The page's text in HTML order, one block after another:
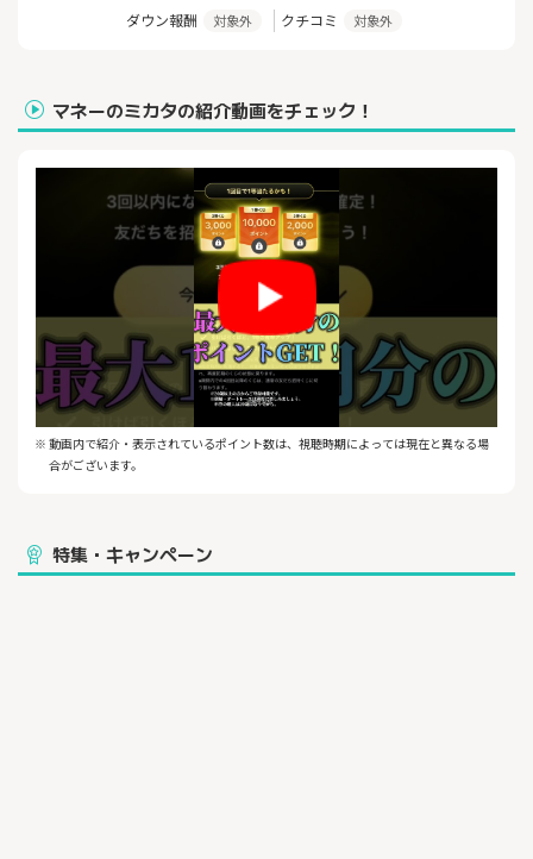
【簡単でお得な会員登録：最大1,000円分ポイントプレゼント】
ト。
さらにプロモーションコード「TOKUTEN04」入力で、追加で500
合計で1,000円分のポイントがもらえます。
※ポイントに関する注意事項
・会員登録時のポイントは本人確認完了の翌日8時以降に付与され
・プロモーションコードのポイントはコード入力完了の翌日8時以
降に付与されます。
・プロモーションコードの利用期限は新規登録翌日の23:59:59ま
でです。
・プロモーションコードの有効期限は、事前の告知なく変更、ま
たは終了させていただく場合があります。
・新規登録者のみ対象です（再登録、すでに会員の方は対象
外）。
・他の新規登録特典との併用はできません。
【ABEMAとの連動】
ダウン報酬 対象外 クチコミ 対象外
マネーのミカタの紹介動画をチェック！
※ 動画内で紹介・表示されているポイント数は、視聴時期によっては現在と異なる場
合がございます。
特集・キャンペーン